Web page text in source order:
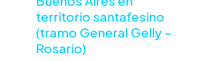
territorio santafesino
(tramo General Gelly –
Rosario)